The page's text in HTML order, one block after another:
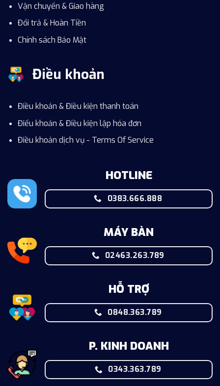
Vận chuyển & Giao hàng
Đổi trả & Hoàn Tiền
Chính sách Bảo Mật
Điều khoản
Điều khoản & Điều kiện thanh toán
Điểu khoản & Điều kiện lập hóa đơn
Điều khoản dịch vụ - Terms Of Service
HOTLINE
0383.666.888
MÁY BÀN
02463.263.789
HỖ TRỢ
0848.363.789
P. KINH DOANH
0343.363.789